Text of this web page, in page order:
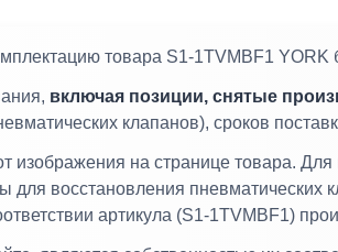
товара S1-1TVMBF1 YORK
включая позиции, снятые
клапанов), сроков
на странице товара. Для
для восстановления пневматических
артикула (S1-1TVMBF1)